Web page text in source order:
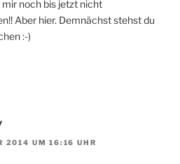
noch bis jetzt nicht
Aber hier. Demnächst stehst du
:-)
2014 UM 16:16 UHR